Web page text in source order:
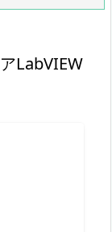
LabVIEW